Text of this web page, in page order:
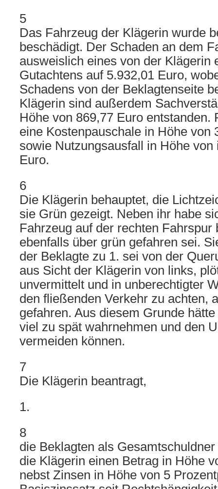
5
Das Fahrzeug der Klägerin wurde
beschädigt. Der Schaden an dem
ausweislich eines von der Klägerin
Gutachtens auf 5.932,01 Euro,
Schadens von der Beklagtenseite
Klägerin sind außerdem
Höhe von 869,77 Euro entstanden.
eine Kostenpauschale in Höhe von
sowie Nutzungsausfall in Höhe von
Euro.
6
Die Klägerin behauptet, die
sie Grün gezeigt. Neben ihr habe
Fahrzeug auf der rechten Fahrspur
ebenfalls über grün gefahren sei.
der Beklagte zu 1. sei von der
aus Sicht der Klägerin von links,
unvermittelt und in unberechtigter
den fließenden Verkehr zu achten,
gefahren. Aus diesem Grunde
viel zu spät wahrnehmen und den
vermeiden können.
7
Die Klägerin beantragt,
1.
8
die Beklagten als
die Klägerin einen Betrag in Höhe
nebst Zinsen in Höhe von 5